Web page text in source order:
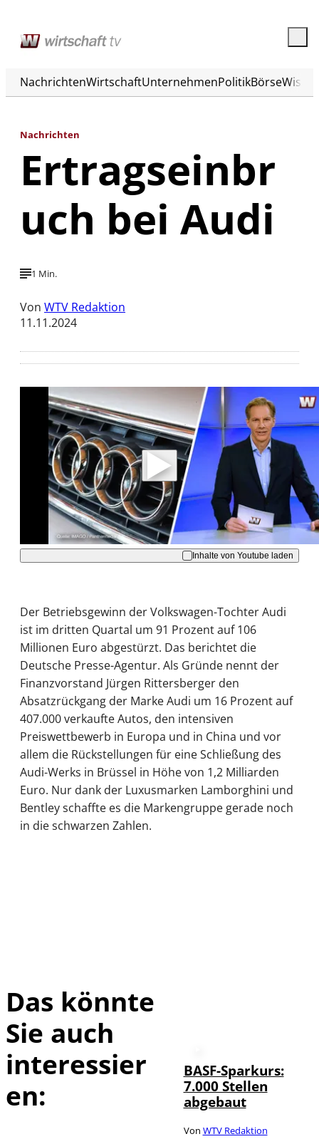
NachrichtenWirtschaftUnternehmenPolitikBörse
Nachrichten
Ertragseinbr
uch bei Audi
1 Min.
Von WTV Redaktion
11.11.2024
Mit der Wiedergabe dieses Videos werden
Daten an Youtube übertragen.
Hinweise dazu erhalten Sie in derDatenschutzerklärung
Akzeptieren
Inhalte von Youtube laden
Der Betriebsgewinn der Volkswagen-Tochter Audi
ist im dritten Quartal um 91 Prozent auf 106
Millionen Euro abgestürzt. Das berichtet die
Deutsche Presse-Agentur. Als Gründe nennt der
Finanzvorstand Jürgen Rittersberger den
Absatzrückgang der Marke Audi um 16 Prozent auf
407.000 verkaufte Autos, den intensiven
Preiswettbewerb in Europa und in China und vor
allem die Rückstellungen für eine Schließung des
Audi-Werks in Brüssel in Höhe von 1,2 Milliarden
Euro. Nur dank der Luxusmarken Lamborghini und
Bentley schaffte es die Markengruppe gerade noch
in die schwarzen Zahlen.
Das könnte
Sie auch
interessier
en:
BASF-Sparkurs:
7.000 Stellen
abgebaut
Von WTV Redaktion